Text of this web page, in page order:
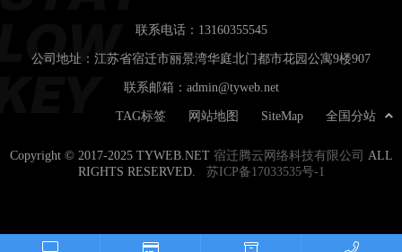
联系电话： 13160355545
公司地址：江苏省宿迁市丽景湾华庭北门都市花园公寓9楼907
联系邮箱： admin@tyweb.net
全国分站
SiteMap
网站地图
TAG标签
Copyright © 2017-2025 TYWEB.NET 宿迁腾云网络科技有限公司 ALL
RIGHTS RESERVED. 苏ICP备17033535号-1